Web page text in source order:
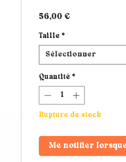
56,00 €
Taille *
Sélectionner
Quantité *
Rupture de stock
Me notifier